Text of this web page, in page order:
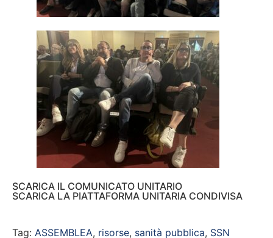
SCARICA IL COMUNICATO UNITARIO
SCARICA LA PIATTAFORMA UNITARIA CONDIVISA
Tag: ASSEMBLEA, risorse, sanità pubblica, SSN